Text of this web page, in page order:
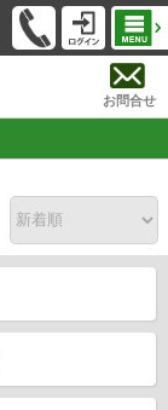
お問合せ